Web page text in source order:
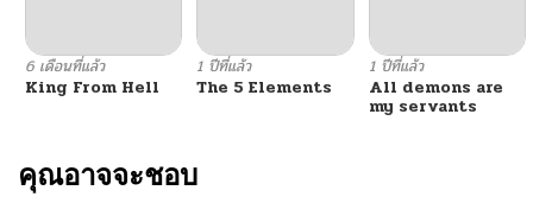
6 เดือนที่แล้ว
King From Hell
1 ปีที่แล้ว
The 5 Elements
1 ปีที่แล้ว
All demons are
my servants
คุณอาจจะชอบ